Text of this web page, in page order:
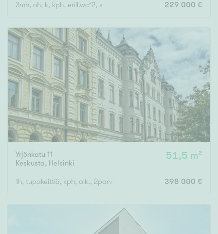
Rakennusvuosi
Uudiskohteet
Vain uudiskohteet Ei uudiskohteita
Arvokohteet
Vain arvokohteet Ei arvokohteita
3mh, oh, k, kph, erill.wc*2, s 229 000 €
Yrjönkatu 11
Keskusta, Helsinki
51,5 m²
1h, tupakeittiö, kph, alk., 2parvi 398 000 €